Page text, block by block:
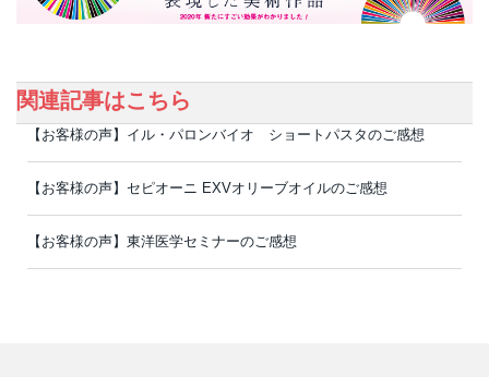
関連記事はこちら
【お客様の声】イル・パロンバイオ ショートパスタのご感想
【お客様の声】セピオーニ EXVオリーブオイルのご感想
【お客様の声】東洋医学セミナーのご感想